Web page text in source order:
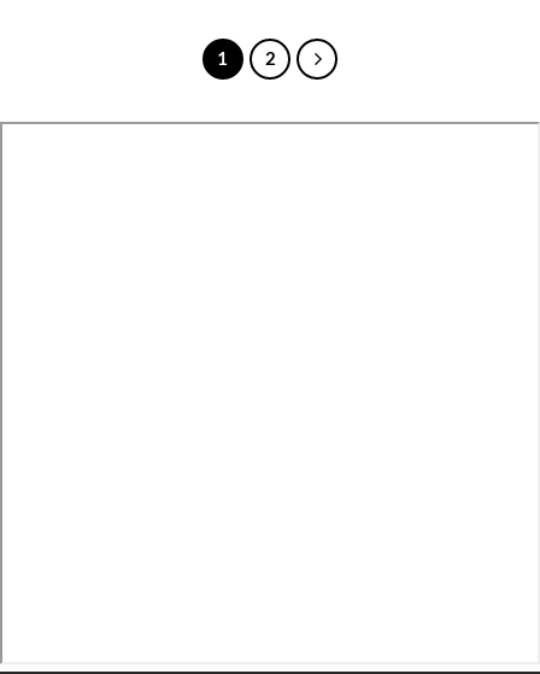
1 2